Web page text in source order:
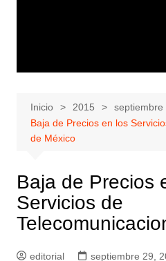
Inicio 2015
septiembre
Baja de Precios en los
de México
Baja de Precios
Servicios de
editorial
septiembre 29,